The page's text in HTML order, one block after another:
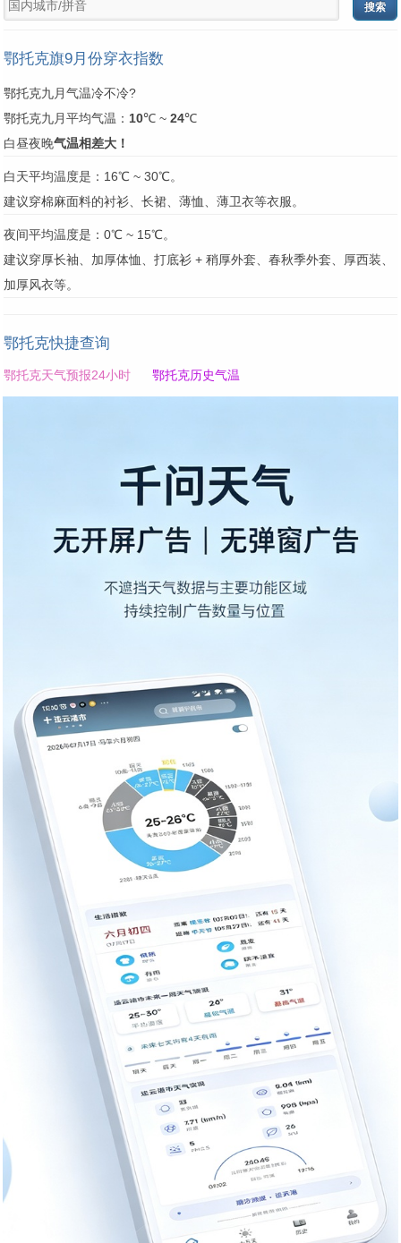
鄂托克旗9月份穿衣指数
鄂托克九月气温冷不冷?
鄂托克九月平均气温： 10℃ ~ 24℃
白昼夜晚气温相差大！
白天平均温度是：16℃ ~ 30℃。
建议穿棉麻面料的衬衫、长裙、薄恤、薄卫衣等衣服。
夜间平均温度是：0℃ ~ 15℃。
建议穿厚长袖、加厚体恤、打底衫 + 稍厚外套、春秋季外套、厚西装、
加厚风衣等。
鄂托克快捷查询
鄂托克天气预报24小时 鄂托克历史气温